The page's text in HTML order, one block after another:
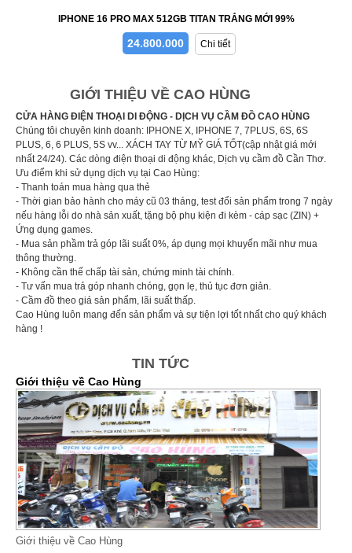
IPHONE 16 PRO MAX 512GB TITAN TRẮNG MỚI 99%
24.800.000 Chi tiết
GIỚI THIỆU VỀ CAO HÙNG
CỬA HÀNG ĐIỆN THOẠI DI ĐỘNG - DỊCH VỤ CẦM ĐỒ CAO HÙNG
Chúng tôi chuyên kinh doanh: IPHONE X, IPHONE 7, 7PLUS, 6S, 6S
PLUS, 6, 6 PLUS, 5S vv... XÁCH TAY TỪ MỸ GIÁ TỐT(cập nhật giá mới
nhất 24/24). Các dòng điện thoại di động khác, Dịch vụ cầm đồ Cần Thơ.
Ưu điểm khi sử dụng dịch vụ tại Cao Hùng:
- Thanh toán mua hàng qua thẻ
- Thời gian bảo hành cho máy cũ 03 tháng, test đổi sản phẩm trong 7 ngày
nếu hàng lỗi do nhà sản xuất, tặng bộ phụ kiện đi kèm - cáp sạc (ZIN) +
Ứng dụng games.
- Mua sản phầm trả góp lãi suất 0%, áp dụng mọi khuyến mãi như mua
thông thường.
- Không cần thế chấp tài sản, chứng minh tài chính.
- Tư vấn mua trả góp nhanh chóng, gọn lẹ, thủ tục đơn giản.
- Cầm đồ theo giá sản phẩm, lãi suất thấp.
Cao Hùng luôn mang đến sản phẩm và sự tiện lợi tốt nhất cho quý khách
hàng !
TIN TỨC
Giới thiệu về Cao Hùng
Giới thiệu về Cao Hùng